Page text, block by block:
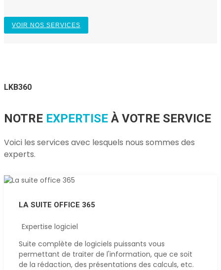
VOIR NOS SERVICES
LKB360
NOTRE EXPERTISE À VOTRE SERVICE
Voici les services avec lesquels nous sommes des
experts.
LA SUITE OFFICE 365
Expertise logiciel
Suite complète de logiciels puissants vous
permettant de traiter de l'information, que ce soit
de la rédaction, des présentations des calculs, etc.